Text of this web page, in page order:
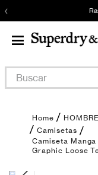
‹
Buscar
HOMBRE
Camisetas
Camiseta
Graphic Loose